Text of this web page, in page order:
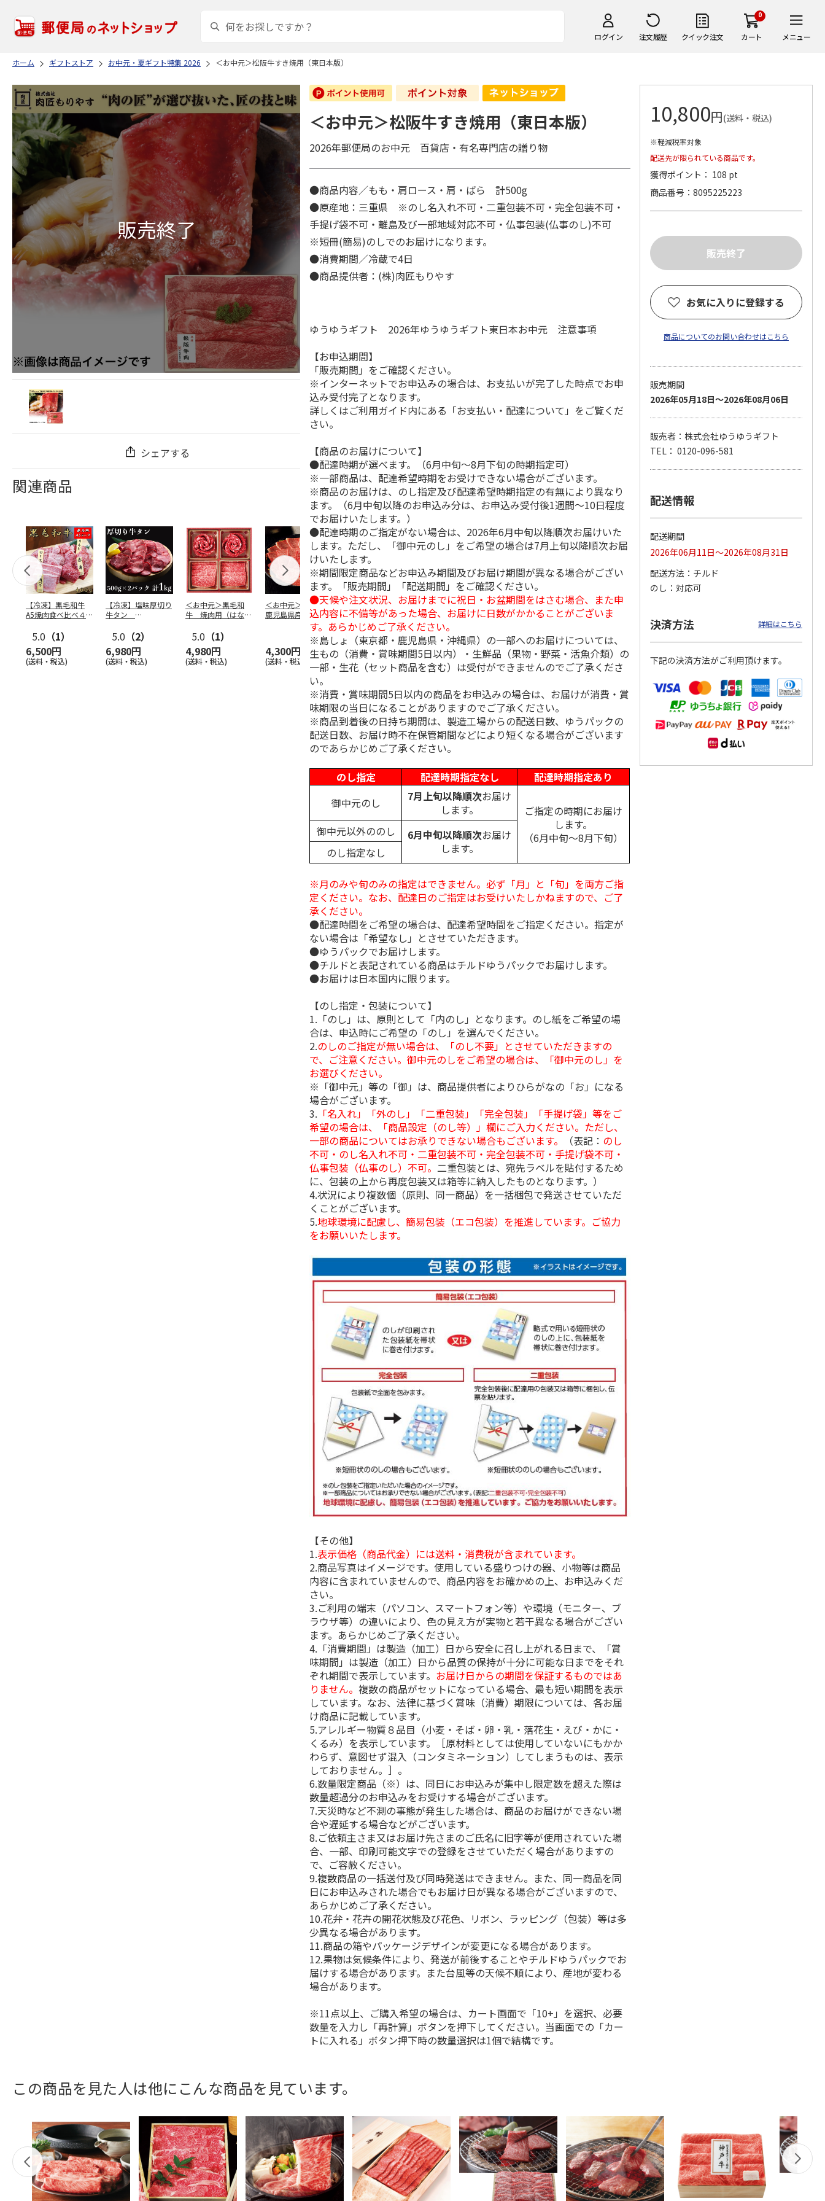
ログイン 注文履歴 クイック注文
0
カート メニュー
ホーム ギフトストア お中元・夏ギフト特集 2026 ＜お中元＞松阪牛すき焼用（東日本版）
シェアする
関連商品
【冷凍】黒毛和牛
A5焼肉食べ比べ４種
5.0 （1）
6,500円
(送料・税込)
【冷凍】塩味厚切り
牛タン
kg5.0 （2）
6,980円
(送料・税込)
＜お中元＞黒毛和
牛 焼肉用（はなも
5.0 （1）
4,980円
(送料・税込)
＜お中元＞【冷凍】
鹿児島県産黒毛和
牛 カタ肉焼肉用
4,300円
(送料・税込)
＜ご自宅用＞【冷
凍】小分けロースト
ビーフ３２０ｇ
3,680円
(送料・税込)
＜お中元＞【冷凍】
国産黒毛和牛 焼肉
食べ比べ
5,400円
(送料・税込)
＜お中元＞【冷凍】
鹿児島県産黒毛和
（６２０
…
5.0 （1）
5,800円
(送料・税込)
＜お中元＞【冷凍】
職人仕込牛たん（Ｋ
5,380円
(送料・税込)
ース
(送料・税込) (送料・税込)
＜お中元＞松阪牛すき焼用（東日本版）
2026年郵便局のお中元 百貨店・有名専門店の贈り物
●商品内容／もも・肩ロース・肩・ばら 計500g
●原産地：三重県 ※のし名入れ不可・二重包装不可・完全包装不可・
手提げ袋不可・離島及び一部地域対応不可・仏事包装(仏事のし)不可
※短冊(簡易)のしでのお届けになります。
●消費期間／冷蔵で4日
●商品提供者：(株)肉匠もりやす
ゆうゆうギフト 2026年ゆうゆうギフト東日本お中元 注意事項
【お申込期間】
「販売期間」をご確認ください。
※インターネットでお申込みの場合は、お支払いが完了した時点でお申
込み受付完了となります。
詳しくはご利用ガイド内にある「お支払い・配達について」をご覧くだ
さい。
【商品のお届けについて】
●配達時期が選べます。（6月中旬～8月下旬の時期指定可）
※一部商品は、配達希望時期をお受けできない場合がございます。
※商品のお届けは、のし指定及び配達希望時期指定の有無により異なり
ます。（6月中旬以降のお申込み分は、お申込み受付後1週間～10日程度
でお届けいたします。）
●配達時期のご指定がない場合は、2026年6月中旬以降順次お届けいた
します。ただし、「御中元のし」をご希望の場合は7月上旬以降順次お届
けいたします。
※期間限定商品などお申込み期間及びお届け期間が異なる場合がござい
ます。「販売期間」「配送期間」をご確認ください。
●天候や注文状況、お届けまでに祝日・お盆期間をはさむ場合、また申
込内容に不備等があった場合、お届けに日数がかかることがございま
す。あらかじめご了承ください。
※島しょ（東京都・鹿児島県・沖縄県）の一部へのお届けについては、
生もの（消費・賞味期間5日以内）・生鮮品（果物・野菜・活魚介類）の
一部・生花（セット商品を含む）は受付ができませんのでご了承くださ
い。
※消費・賞味期間5日以内の商品をお申込みの場合は、お届けが消費・賞
味期限の当日になることがありますのでご了承ください。
※商品到着後の日持ち期間は、製造工場からの配送日数、ゆうパックの
配送日数、お届け時不在保管期間などにより短くなる場合がございます
のであらかじめご了承ください。
のし指定
配達時期指定なし
配達時期指定あり
御中元のし
7月上旬以降順次お届け
します。
ご指定の時期にお届け
します。
（6月中旬～8月下旬）
御中元以外ののし 6月中旬以降順次お届け
します。
のし指定なし
※月のみや旬のみの指定はできません。必ず「月」と「旬」を両方ご指
定ください。なお、配達日のご指定はお受けいたしかねますので、ご了
承ください。
●配達時間をご希望の場合は、配達希望時間をご指定ください。指定が
ない場合は「希望なし」とさせていただきます。
●ゆうパックでお届けします。
●チルドと表記されている商品はチルドゆうパックでお届けします。
●お届けは日本国内に限ります。
【のし指定・包装について】
1.「のし」は、原則として「内のし」となります。のし紙をご希望の場
合は、申込時にご希望の「のし」を選んでください。
2.のしのご指定が無い場合は、「のし不要」とさせていただきますの
で、ご注意ください。御中元のしをご希望の場合は、「御中元のし」を
お選びください。
※「御中元」等の「御」は、商品提供者によりひらがなの「お」になる
場合がございます。
3. 「名入れ」「外のし」「二重包装」「完全包装」「手提げ袋」等をご
希望の場合は、「商品設定（のし等）」欄にご入力ください。ただし、
一部の商品についてはお承りできない場合もございます。
（表記： のし
不可・のし名入れ不可・二重包装不可・完全包装不可・手提げ袋不可・
仏事包装（仏事のし）不可。 二重包装とは、宛先ラベルを貼付するため
に、包装の上から再度包装又は箱等に納入したものとなります。）
4.状況により複数個（原則、同一商品）を一括梱包で発送させていただ
くことがございます。
5.地球環境に配慮し、簡易包装（エコ包装）を推進しています。ご協力
をお願いいたします。
【その他】
1.表示価格（商品代金）には送料・消費税が含まれています。
2.商品写真はイメージです。使用している盛りつけの器、小物等は商品
内容に含まれていませんので、商品内容をお確かめの上、お申込みくだ
さい。
3.ご利用の端末（パソコン、スマートフォン等）や環境（モニター、ブ
ラウザ等）の違いにより、色の見え方が実物と若干異なる場合がござい
ます。あらかじめご了承ください。
4.「消費期間」は製造（加工）日から安全に召し上がれる日まで、「賞
味期間」は製造（加工）日から品質の保持が十分に可能な日までをそれ
ぞれ期間で表示しています。 お届け日からの期間を保証するものではあ
りません。複数の商品がセットになっている場合、最も短い期間を表示
しています。なお、法律に基づく賞味（消費）期限については、各お届
け商品に記載しています。
5.アレルギー物質８品目（小麦・そば・卵・乳・落花生・えび・かに・
くるみ）を表示しています。［原材料としては使用していないにもかか
わらず、意図せず混入（コンタミネーション）してしまうものは、表示
しておりません。］。
6.数量限定商品（※）は、同日にお申込みが集中し限定数を超えた際は
数量超過分のお申込みをお受けする場合がございます。
7.天災時など不測の事態が発生した場合は、商品のお届けができない場
合や遅延する場合などがございます。
8.ご依頼主さま又はお届け先さまのご氏名に旧字等が使用されていた場
合、一部、印刷可能文字での登録をさせていただく場合がありますの
で、ご容赦ください。
9.複数商品の一括送付及び同時発送はできません。また、同一商品を同
日にお申込みされた場合でもお届け日が異なる場合がございますので、
あらかじめご了承ください。
10.花弁・花卉の開花状態及び花色、リボン、ラッピング（包装）等は多
少異なる場合があります。
11.商品の箱やパッケージデザインが変更になる場合があります。
12.果物は気候条件により、発送が前後することやチルドゆうパックでお
届けする場合があります。また台風等の天候不順により、産地が変わる
場合があります。
※11点以上、ご購入希望の場合は、カート画面で「10+」を選択、必要
数量を入力し「再計算」ボタンを押下してください。当画面での「カー
トに入れる」ボタン押下時の数量選択は1個で結構です。
10,800円(送料・税込)
※軽減税率対象
配送先が限られている商品です。
獲得ポイント： 108 pt
商品番号
8095225223
お気に入りに登録する
商品についてのお問い合わせはこちら
販売期間
2026年05月18日～2026年08月06日
販売者：株式会社ゆうゆうギフト
TEL： 0120-096-581
配送情報
配送期間
2026年06月11日～2026年08月31日
配送方法
チルド
のし
対応可
決済方法 詳細はこちら
下記の決済方法がご利用頂けます。
この商品を見た人は他にこんな商品を見ています。